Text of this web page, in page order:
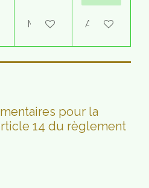
au panier
M'avertir si disponible
Ajouter au
pour la
14 du règlement